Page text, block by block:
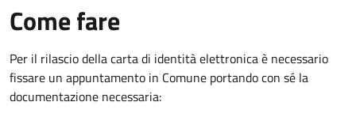
Come fare
Per il rilascio della carta di identità elettronica è necessario
fissare un appuntamento in Comune portando con sé la
documentazione necessaria: